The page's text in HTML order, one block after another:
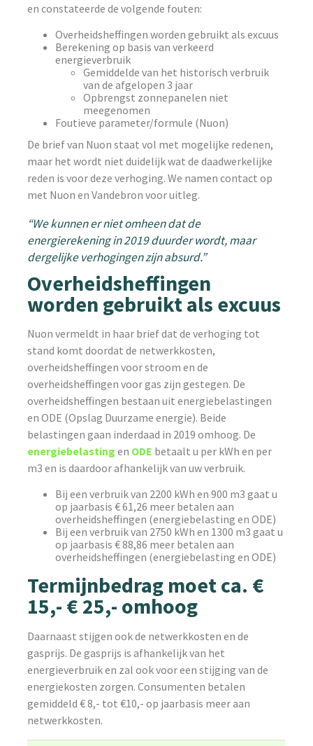
en constateerde de volgende fouten:
Overheidsheffingen worden gebruikt als excuus
Berekening op basis van verkeerd
energieverbruik
Gemiddelde van het historisch verbruik
van de afgelopen 3 jaar
Opbrengst zonnepanelen niet
meegenomen
Foutieve parameter/formule (Nuon)
De brief van Nuon staat vol met mogelijke redenen,
maar het wordt niet duidelijk wat de daadwerkelijke
reden is voor deze verhoging. We namen contact op
met Nuon en Vandebron voor uitleg.
“We kunnen er niet omheen dat de
energierekening in 2019 duurder wordt, maar
dergelijke verhogingen zijn absurd.”
Overheidsheffingen
worden gebruikt als excuus
Nuon vermeldt in haar brief dat de verhoging tot
stand komt doordat de netwerkkosten,
overheidsheffingen voor stroom en de
overheidsheffingen voor gas zijn gestegen. De
overheidsheffingen bestaan uit energiebelastingen
en ODE (Opslag Duurzame energie). Beide
belastingen gaan inderdaad in 2019 omhoog. De
energiebelasting en ODE betaalt u per kWh en per
m3 en is daardoor afhankelijk van uw verbruik.
Bij een verbruik van 2200 kWh en 900 m3 gaat u
op jaarbasis € 61,26 meer betalen aan
overheidsheffingen (energiebelasting en ODE)
Bij een verbruik van 2750 kWh en 1300 m3 gaat u
op jaarbasis € 88,86 meer betalen aan
overheidsheffingen (energiebelasting en ODE)
Termijnbedrag moet ca. €
15,- € 25,- omhoog
Daarnaast stijgen ook de netwerkkosten en de
gasprijs. De gasprijs is afhankelijk van het
energieverbruik en zal ook voor een stijging van de
energiekosten zorgen. Consumenten betalen
gemiddeld € 8,- tot €10,- op jaarbasis meer aan
netwerkkosten.